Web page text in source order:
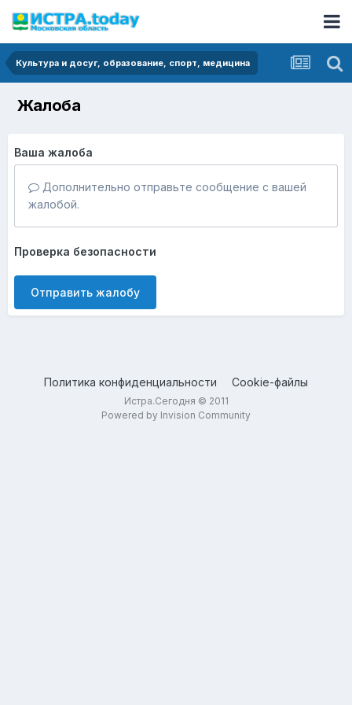
Культура и досуг, образование, спорт, медицина
Жалоба
Ваша жалоба
Дополнительно отправьте сообщение с вашей
жалобой.
Проверка безопасности
Отправить жалобу
Политика конфиденциальности Cookie-файлы
Истра.Сегодня © 2011
Powered by Invision Community